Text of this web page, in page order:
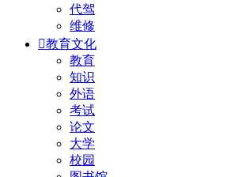
代驾
维修
教育文化
教育
知识
外语
考试
论文
大学
校园